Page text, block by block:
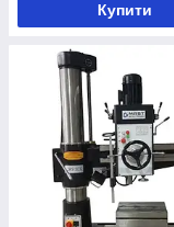
Купити